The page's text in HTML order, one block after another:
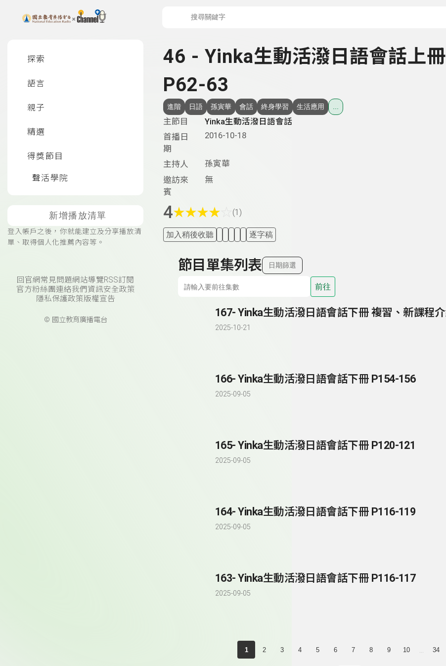
上方功能區塊
探索
語言
親子
精選
得獎節目
聲活學院
新增播放清單
登入帳戶之後，你就能建立及分享播放清
單、取得個人化推薦內容等。
回官網常見問題網站導覽RSS訂閱
官方粉絲團連絡我們 資訊安全政策
隱私保護政策版權宣告
© 國立教育廣播電台
46 - Yinka生動活潑日語會話上冊
P62-63
進階 日語 孫寅華 會話 終身學習 生活應用
主節目
Yinka生動活潑日語會話
首播日
期
2016-10-18
主持人
孫寅華
邀訪來
賓
無
4★★★★ (1)
加入稍後收聽 逐字稿
節目單集列表 日期篩選
前往
2025-10-21
166- Yinka生動活潑日語會話下冊 P154-156
2025-09-05
165- Yinka生動活潑日語會話下冊 P120-121
2025-09-05
164- Yinka生動活潑日語會話下冊 P116-119
2025-09-05
163- Yinka生動活潑日語會話下冊 P116-117
2025-09-05
1 2 3 4 5 6 7 8 9 10 34